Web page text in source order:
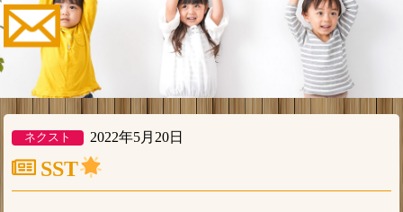
ネクスト 2022年5月20日
SST